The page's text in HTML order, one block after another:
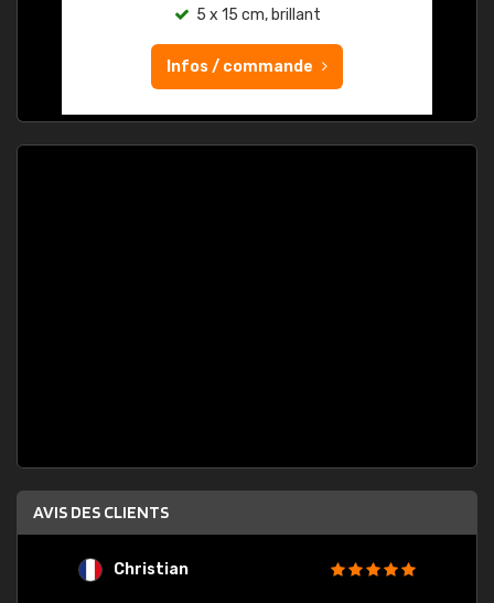
5 x 15 cm, brillant
Infos / commande
AVIS DES CLIENTS
Christian